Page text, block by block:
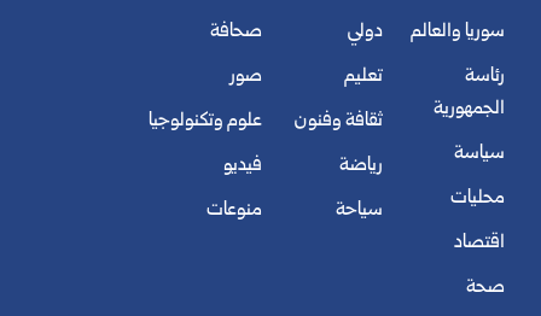
سوريا والعالم
رئاسة
الجمهورية
سياسة
محليات
اقتصاد
صحة
دولي
تعليم
ثقافة وفنون
رياضة
سياحة
صحافة
صور
علوم وتكنولوجيا
فيديو
منوعات